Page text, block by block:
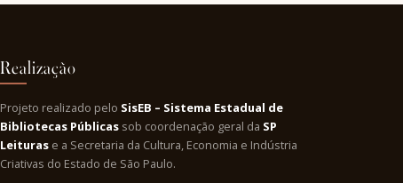
Realização
Projeto realizado pelo SisEB – Sistema Estadual de
Bibliotecas Públicas sob coordenação geral da SP
Leituras e a Secretaria da Cultura, Economia e Indústria
Criativas do Estado de São Paulo.